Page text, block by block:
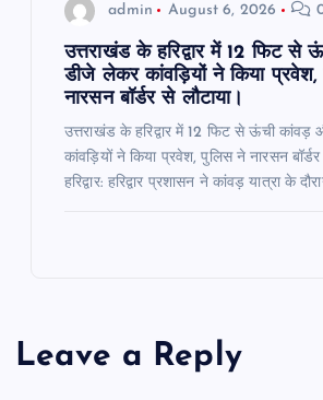
admin August 6, 2026
उत्तराखंड के हरिद्वार में 12 फिट से
डीजे लेकर कांवड़ियों ने किया
नारसन बॉर्डर से लौटाया।
उत्तराखंड के हरिद्वार में 12 फिट से ऊंची
कांवड़ियों ने किया प्रवेश, पुलिस ने नारसन
हरिद्वार: हरिद्वार प्रशासन ने कांवड़ यात्रा के
Leave a Reply